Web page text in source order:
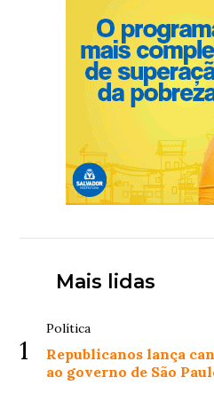
Mais lidas
1
Política
Republicanos lança
ao governo de São